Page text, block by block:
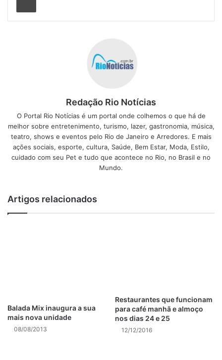
Número de lugares:28 pessoas
Visa, Visa Electron, Mastercard, American
Coffee Pottenzzacoffee
Redação Rio Notícias
O Portal Rio Notícias é um portal onde colhemos o que há de
melhor sobre entretenimento, turismo, lazer, gastronomia, música,
teatro, shows e eventos pelo Rio de Janeiro e Arredores. E mais
ações sociais, esporte, cultura, Saúde, Bem Estar, Moda, Estilo,
cuidado com seu Pet e tudo que acontece no Rio, no Brasil e no
Mundo.
Artigos relacionados
Balada Mix inaugura a sua
mais nova unidade
08/08/2013
Restaurantes que funcionam
para café manhã e almoço
nos dias 24 e 25
12/12/2016